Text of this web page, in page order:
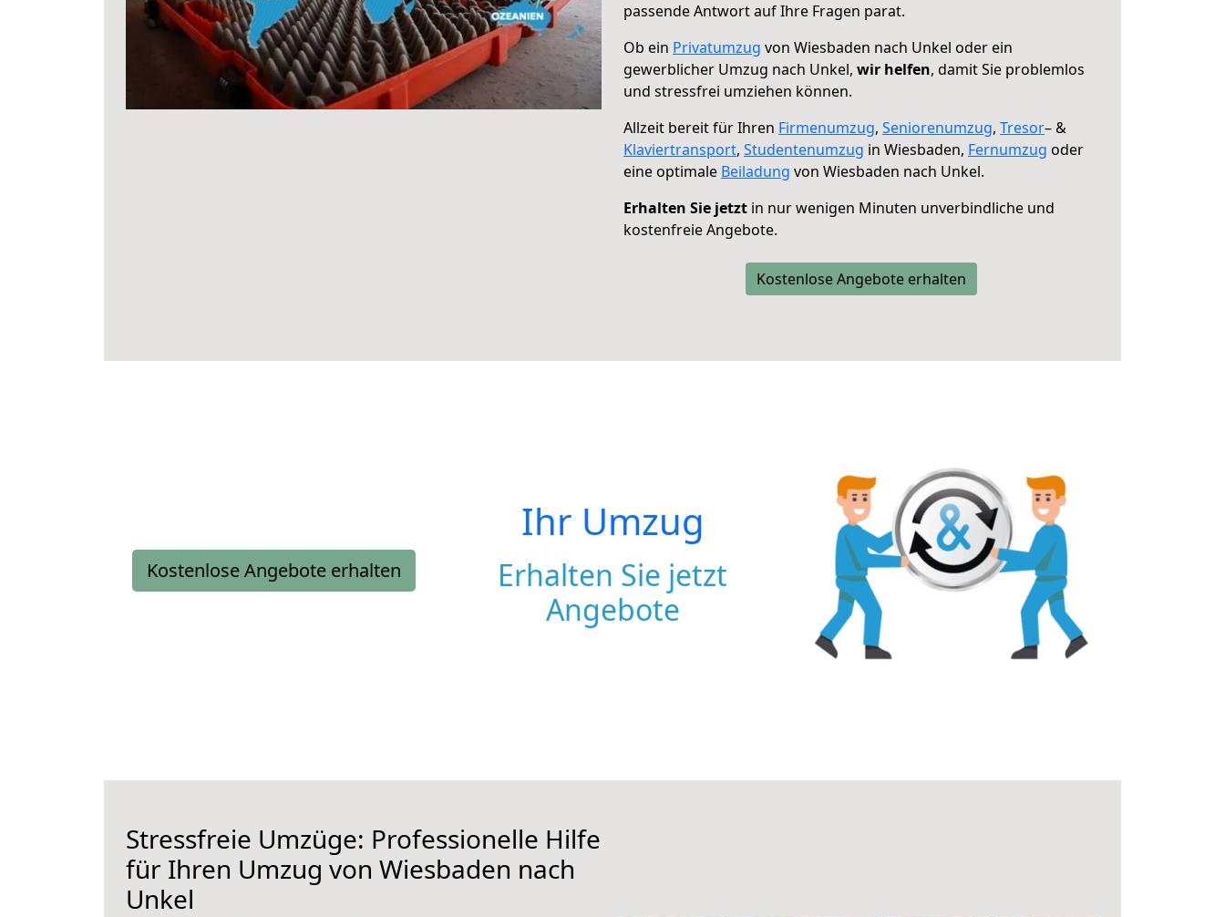
passende Antwort auf Ihre Fragen parat.
Ob ein Privatumzug von Wiesbaden nach Unkel oder ein
gewerblicher Umzug nach Unkel, wir helfen, damit Sie problemlos
und stressfrei umziehen können.
Allzeit bereit für Ihren Firmenumzug, Seniorenumzug, Tresor– &
Klaviertransport, Studentenumzug in Wiesbaden, Fernumzug oder
eine optimale Beiladung von Wiesbaden nach Unkel.
Erhalten Sie jetzt in nur wenigen Minuten unverbindliche und
kostenfreie Angebote.
Kostenlose Angebote erhalten
Kostenlose Angebote erhalten
Ihr Umzug
Erhalten Sie jetzt
Angebote
Stressfreie Umzüge: Professionelle Hilfe
für Ihren Umzug von Wiesbaden nach
Unkel